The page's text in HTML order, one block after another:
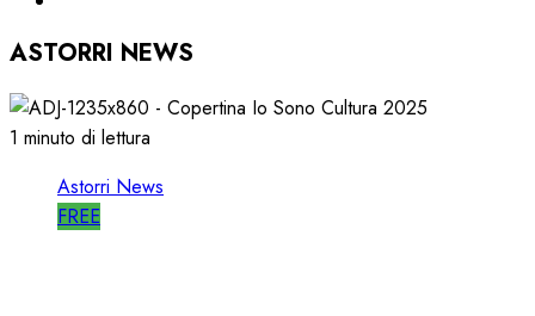
ASTORRI NEWS
1 minuto di lettura
Astorri News
FREE